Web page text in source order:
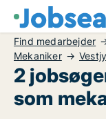
Find medarbejder
Mekaniker
2
som